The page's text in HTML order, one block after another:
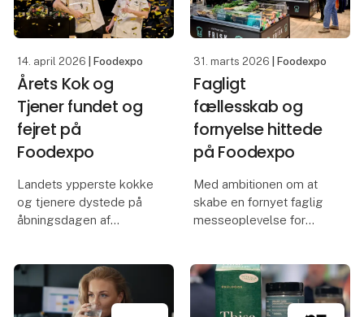
Fødevarebranchens
centrale mødested
14. april 2026 | Foodexpo
Årets Kok og
Tjener fundet og
fejret på
Foodexpo
Landets ypperste kokke
og tjenere dystede på
åbningsdagen af
blandt andet også bød
på Danmarks Bedste
Konditor og
31. marts 2026 | Foodexpo
Fagligt
fællesskab og
fornyelse hittede
på Foodexpo
Med ambitionen om at
skabe en fornyet faglig
messeoplevelse for
Foodexpo i år på et nyt
messekoncept.
Konceptet samlede